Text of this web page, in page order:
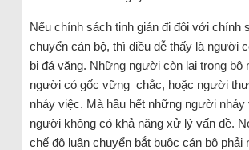
Nếu chính sách tinh giản đi đôi với chính
chuyển cán bộ, thì điều dễ thấy là người
bị đá văng. Những người còn lại trong bộ
người có gốc vững chắc, hoặc người
nhảy việc. Mà hầu hết những người nhảy
người không có khả năng xử lý vấn đề.
chế độ luân chuyển bắt buộc cán bộ phải